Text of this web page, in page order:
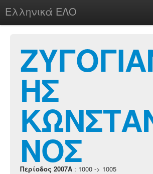
Ελληνικά ΕΛΟ
chesstu.be @ discord
LoginΗΣ
ΝΟΣ
Περίοδος 2007A : 1000 -> 1005